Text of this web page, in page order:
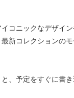
コニックなデザイ
新コレクションの
、予定をすぐに書